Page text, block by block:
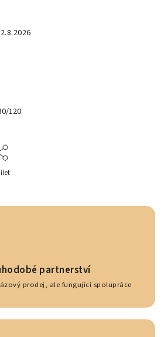
120
partnerství
prodej, ale fungující spolupráce